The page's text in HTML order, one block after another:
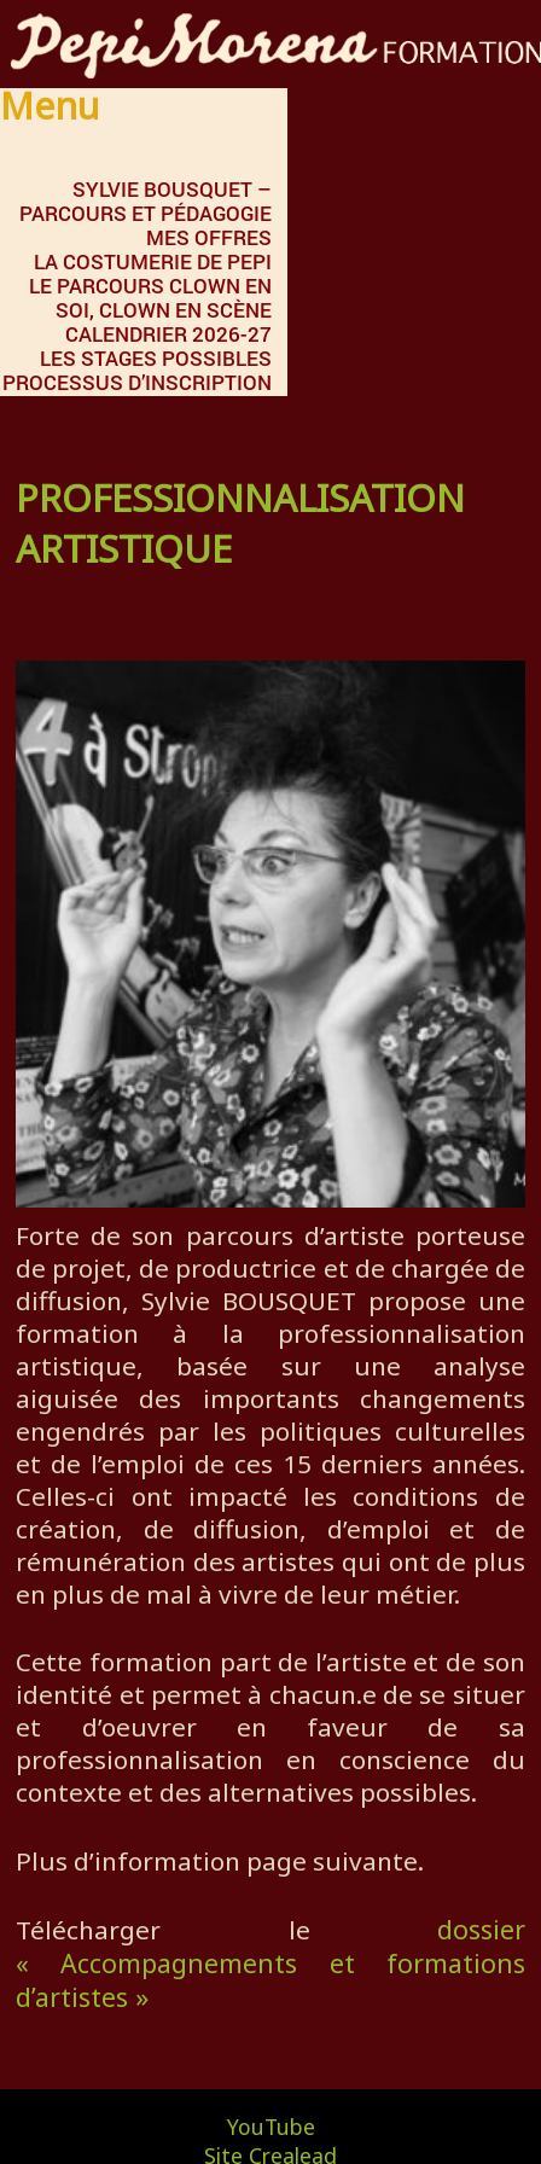
Menu
SYLVIE BOUSQUET –
PARCOURS ET PÉDAGOGIE
MES OFFRES
LA COSTUMERIE DE PEPI
LE PARCOURS CLOWN EN
SOI, CLOWN EN SCÈNE
CALENDRIER 2026-27
LES STAGES POSSIBLES
PROCESSUS D’INSCRIPTION
PROFESSIONNALISATION
ARTISTIQUE
Forte de son parcours d’artiste porteuse
de projet, de productrice et de chargée de
diffusion, Sylvie BOUSQUET propose une
formation à la professionnalisation
artistique, basée sur une analyse
aiguisée des importants changements
engendrés par les politiques culturelles
et de l’emploi de ces 15 derniers années.
Celles-ci ont impacté les conditions de
création, de diffusion, d’emploi et de
rémunération des artistes qui ont de plus
en plus de mal à vivre de leur métier.
Cette formation part de l’artiste et de son
identité et permet à chacun.e de se situer
et d’oeuvrer en faveur de sa
professionnalisation en conscience du
contexte et des alternatives possibles.
Plus d’information page suivante.
Télécharger le dossier
« Accompagnements et formations
d’artistes »
YouTube
Site Crealead